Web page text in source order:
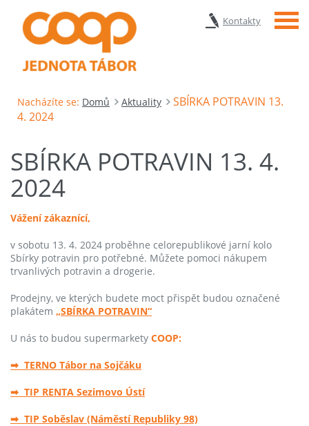
Kontakty Menu
Nacházíte se: Domů Aktuality
SBÍRKA POTRAVIN 13.
4. 2024
SBÍRKA POTRAVIN 13. 4.
2024
Vážení zákaznící,
v sobotu 13. 4. 2024 proběhne celorepublikové jarní kolo
Sbírky potravin pro potřebné. Můžete pomoci nákupem
trvanlivých potravin a drogerie.
Prodejny, ve kterých budete moct přispět budou označené
plakátem „SBÍRKA POTRAVIN“
U nás to budou supermarkety COOP:
➡ TERNO Tábor na Sojčáku
➡ TIP RENTA Sezimovo Ústí
➡ TIP Soběslav (Náměstí Republiky 98)